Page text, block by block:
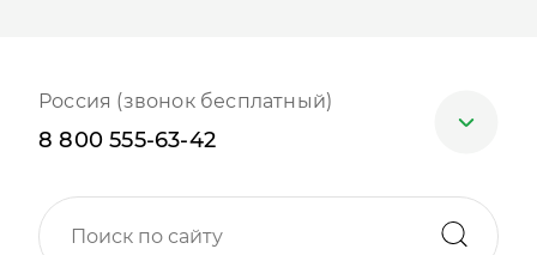
Россия (звонок бесплатный)
8 800 555-63-42